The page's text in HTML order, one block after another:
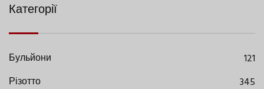
Категорії
Бульйони
121
Різотто
345